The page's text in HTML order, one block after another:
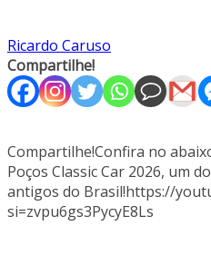
Ricardo Caruso
Compartilhe!
Compartilhe!Confira no
Poços Classic Car 2026, um
antigos do Brasil!https://
si=zvpu6gs3PycyE8Ls